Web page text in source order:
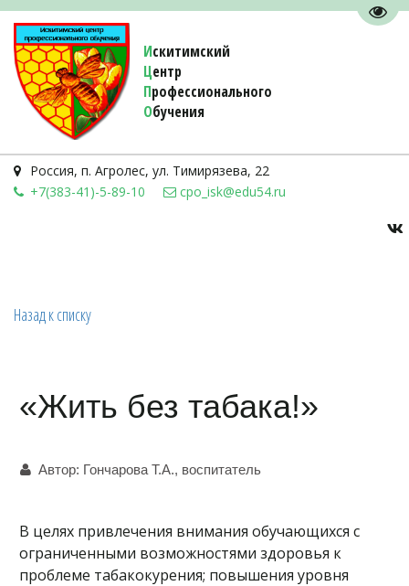
Искитимский
Центр
Профессионального
Обучения
Россия, п. Агролес, ул. Тимирязева, 22
+7(383-41)-5-89-10
cpo_isk@edu54.ru
Назад к списку
«Жить без табака!»
Автор: Гончарова Т.А., воспитатель
В целях привлечения внимания обучающихся с
ограниченными возможностями здоровья к
проблеме табакокурения; повышения уровня